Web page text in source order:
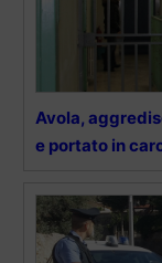
Avola,
e portato in